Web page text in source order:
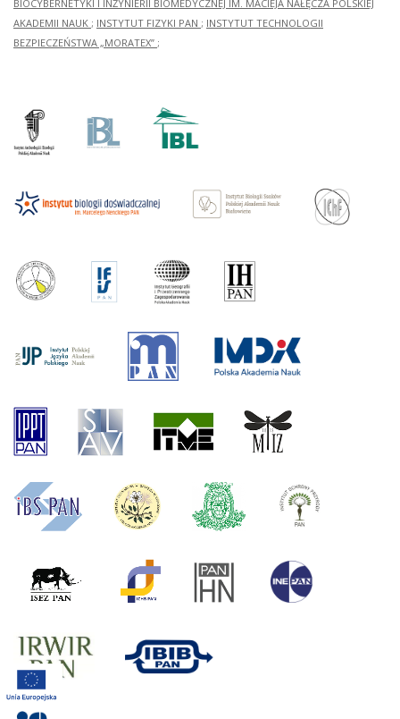
BIOCYBERNETYKI I INŻYNIERII BIOMEDYCZNEJ IM. MACIEJA NAŁĘCZA POLSKIEJ
AKADEMII NAUK ; INSTYTUT FIZYKI PAN ; INSTYTUT TECHNOLOGII
BEZPIECZEŃSTWA „MORATEX” ;